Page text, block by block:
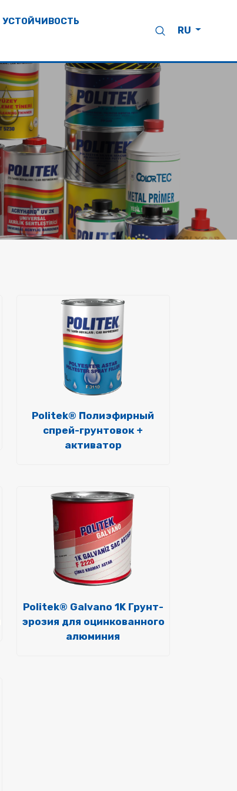
УСТОЙЧИВОСТЬ
RU
Politek® Полиэфирный
спрей-грунтовок +
активатор
Politek® Galvano 1K Грунт-
эрозия для оцинкованного
алюминия